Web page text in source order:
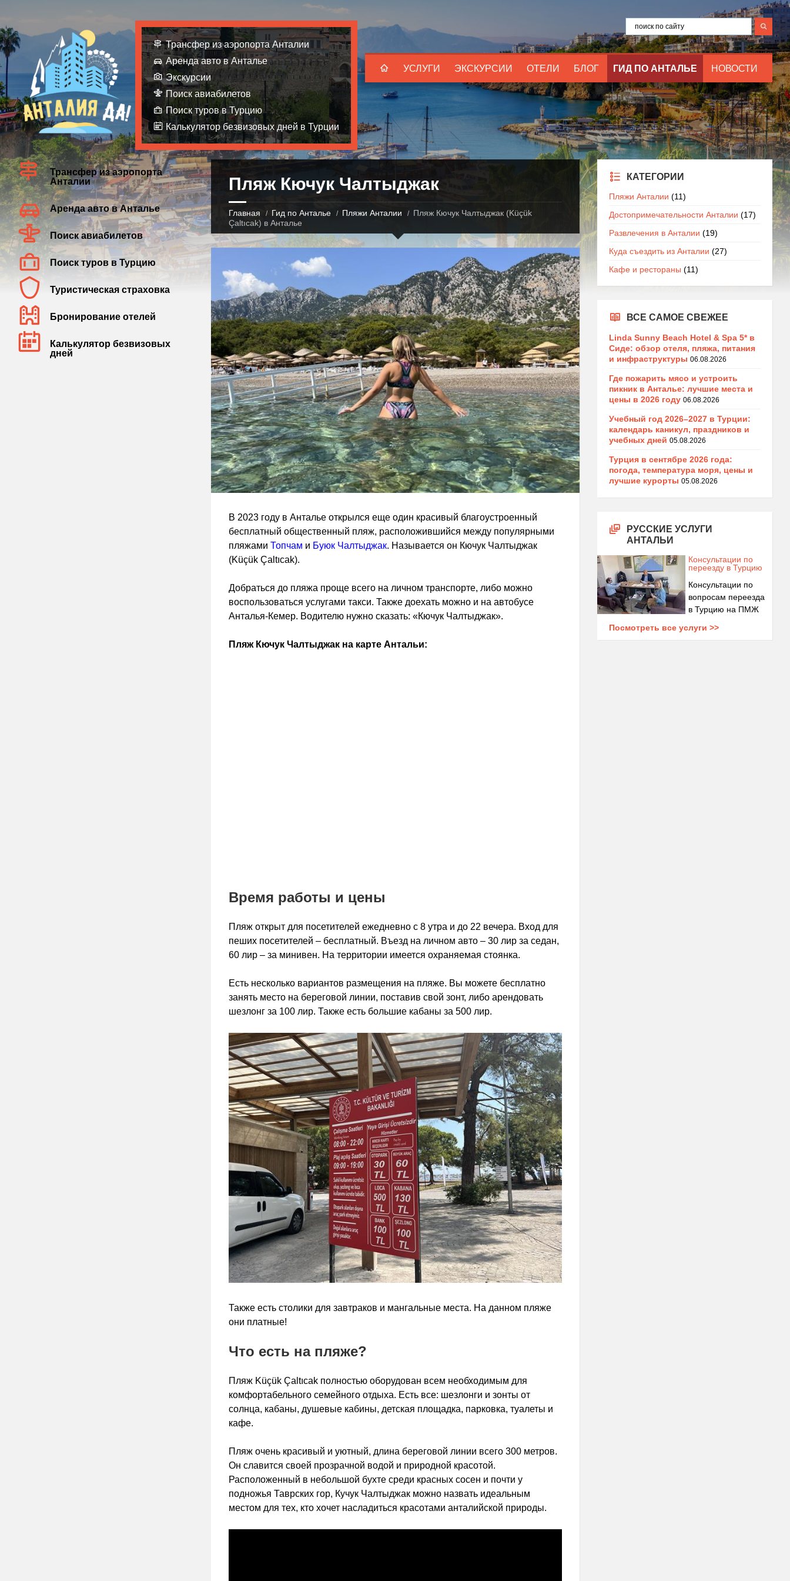
УСЛУГИ ЭКСКУРСИИ ОТЕЛИ БЛОГ ГИД ПО АНТАЛЬЕ НОВОСТИ
Трансфер из аэропорта Анталии
Аренда авто в Анталье
Экскурсии
Поиск авиабилетов
Поиск туров в Турцию
Калькулятор безвизовых дней в Турции
Пляж Кючук Чалтыджак
Главная Гид по Анталье Пляжи Анталии
Пляж Кючук Чалтыджак (Küçük
Çaltıcak) в Анталье
В 2023 году в Анталье открылся еще один красивый благоустроенный
бесплатный общественный пляж, расположившийся между популярными
пляжами Топчам и Буюк Чалтыджак. Называется он Кючук Чалтыджак
(Küçük Çaltıcak).
Добраться до пляжа проще всего на личном транспорте, либо можно
воспользоваться услугами такси. Также доехать можно и на автобусе
Анталья-Кемер. Водителю нужно сказать: «Кючук Чалтыджак».
Пляж Кючук Чалтыджак на карте Антальи:
Время работы и цены
Пляж открыт для посетителей ежедневно с 8 утра и до 22 вечера. Вход для
пеших посетителей – бесплатный. Въезд на личном авто – 30 лир за седан,
60 лир – за минивен. На территории имеется охраняемая стоянка.
Есть несколько вариантов размещения на пляже. Вы можете бесплатно
занять место на береговой линии, поставив свой зонт, либо арендовать
шезлонг за 100 лир. Также есть большие кабаны за 500 лир.
Также есть столики для завтраков и мангальные места. На данном пляже
они платные!
Что есть на пляже?
Пляж Küçük Çaltıcak полностью оборудован всем необходимым для
комфортабельного семейного отдыха. Есть все: шезлонги и зонты от
солнца, кабаны, душевые кабины, детская площадка, парковка, туалеты и
кафе.
Пляж очень красивый и уютный, длина береговой линии всего 300 метров.
Он славится своей прозрачной водой и природной красотой.
Расположенный в небольшой бухте среди красных сосен и почти у
подножья Таврских гор, Кучук Чалтыджак можно назвать идеальным
местом для тех, кто хочет насладиться красотами анталийской природы.
Трансфер из аэропорта
Анталии
Аренда авто в Анталье
Поиск авиабилетов
Поиск туров в Турцию
Туристическая страховка
Бронирование отелей
Калькулятор безвизовых
дней
КАТЕГОРИИ
Пляжи Анталии (11)
Достопримечательности Анталии (17)
Развлечения в Анталии (19)
Куда съездить из Анталии (27)
Кафе и рестораны (11)
ВСЕ САМОЕ СВЕЖЕЕ
Linda Sunny Beach Hotel & Spa 5* в
Сиде: обзор отеля, пляжа, питания
и инфраструктуры 06.08.2026
Где пожарить мясо и устроить
пикник в Анталье: лучшие места и
цены в 2026 году 06.08.2026
Учебный год 2026–2027 в Турции:
календарь каникул, праздников и
учебных дней 05.08.2026
Турция в сентябре 2026 года:
погода, температура моря, цены и
лучшие курорты 05.08.2026
РУССКИЕ УСЛУГИ
АНТАЛЬИ
Консультации по
переезду в Турцию
Консультации по
вопросам переезда
в Турцию на ПМЖ
Посмотреть все услуги >>